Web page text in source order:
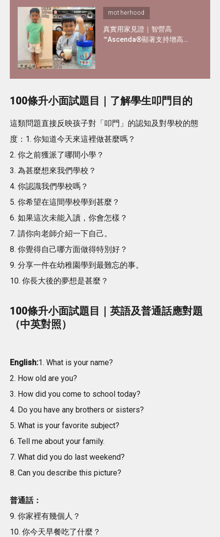
motherhood
真實用家見證｜智營高
™Ascenda®顯著支持增高增
100條升小面試題目｜了解學生叩門目的
這類問題直接反映孩子對「叩門」的認知及對學校的態
度：1. 你知道今天來這裡做甚麼嗎？
2. 你之前獲派了哪間小學？
3. 為甚麼想來我們學校？
4. 你認識我們學校嗎？
5. 你希望在這間學校學到甚麼？
6. 如果這次未能入讀，你會怎樣？
7. 請你向老師介紹一下自己。
8. 你覺得自己哪方面做得特別好？
9. 分享一件在幼稚園學到最難忘的事。
10. 你長大後的夢想是甚麼？
100條升小面試題目｜英語及普通話應對題
（中英對照）
English:1. What is your name?
2. How old are you?
3. How did you come to school today?
4. Do you have any brothers or sisters?
5. What is your favorite subject?
6. Tell me about your family.
7. What did you do last weekend?
8. Can you describe this picture?
普通話：
9. 你家裡有幾個人？
10. 你今天早餐吃了什麼？